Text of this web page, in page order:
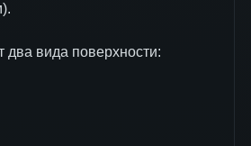
два вида поверхности: